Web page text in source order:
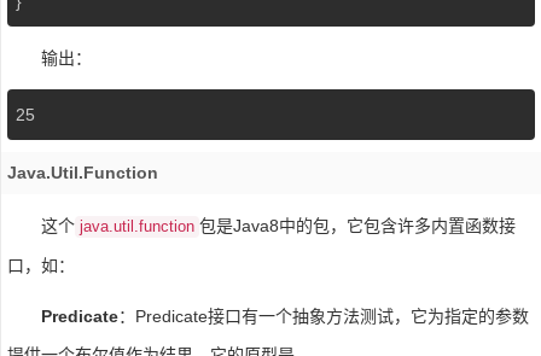
输出：
25
Java.util.function
这个 java.util.function 包是Java8中的包，它包含许多内置函数接
口，如：
Predicate：Predicate接口有一个抽象方法测试，它为指定的参数